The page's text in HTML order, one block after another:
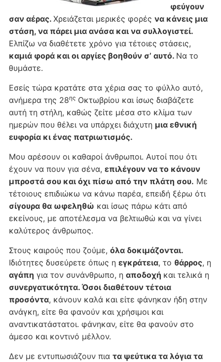
φεύγουν
σαν αέρας. Χρειάζεται μερικές φορές να κάνεις μια
στάση, να πάρει μια ανάσα και να συλλογιστεί.
Ελπίζω να διαθέτετε χρόνο για τέτοιες στάσεις,
καμιά φορά και οι αργίες βοηθούν σ’ αυτό. Να το
θυμάστε.
Εσείς τώρα κρατάτε στα χέρια σας το φύλλο αυτό,
ανήμερα της 28ηςΟκτωβρίου και ίσως διαβάζετε
αυτή τη στήλη, καθώς ζείτε μέσα στο κλίμα των
ημερών που θέλει να υπάρχει διάχυτη μια εθνική
ευφορία κι ένας πατριωτισμός.
Μου αρέσουν οι καθαροί άνθρωποι. Αυτοί που ότι
έχουν να πουν για σένα, επιλέγουν να το κάνουν
μπροστά σου και όχι πίσω από την πλάτη σου. Με
τέτοιους επιδιώκω να κάνω παρέα, επειδή ξέρω ότι
σίγουρα θα ωφεληθώ και ίσως πάρω κάτι από
εκείνους, με αποτέλεσμα να βελτιωθώ και να γίνει
καλύτερος άνθρωπος.
Στους καιρούς που ζούμε, όλα δοκιμάζονται.
Ιδιότητες δυσεύρετε όπως η εγκράτεια, το θάρρος, η
αγάπη για τον συνάνθρωπο, η αποδοχή και τελικά η
συνεργατικότητα. Όσοι διαθέτουν τέτοια
προσόντα, κάνουν καλά και είτε φάνηκαν ήδη στην
ανάγκη, είτε θα φανούν και χρήσιμοι και
αναντικατάστατοι. φάνηκαν, είτε θα φανούν στο
άμεσο και κοντινό μέλλον.
Δεν με εντυπωσιάζουν πια τα ψεύτικα τα λόγια τα